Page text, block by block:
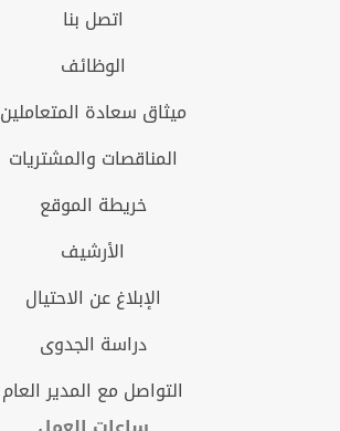
اتصل بنا
الوظائف
ميثاق سعادة المتعاملين
المناقصات والمشتريات
خريطة الموقع
الأرشيف
الإبلاغ عن الاحتيال
دراسة الجدوى
التواصل مع المدير العام